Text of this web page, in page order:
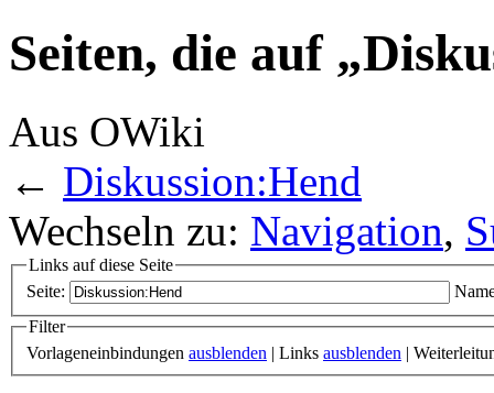
Seiten, die auf
Aus OWiki
← Diskussion:Hend
Wechseln zu: Navigation,
Links auf diese Seite
Seite:
Filter
Vorlageneinbindungen ausblenden | Links ausblenden |